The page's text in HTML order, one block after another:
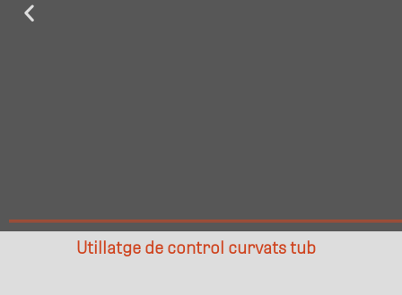
Utillatge de control curvats tub